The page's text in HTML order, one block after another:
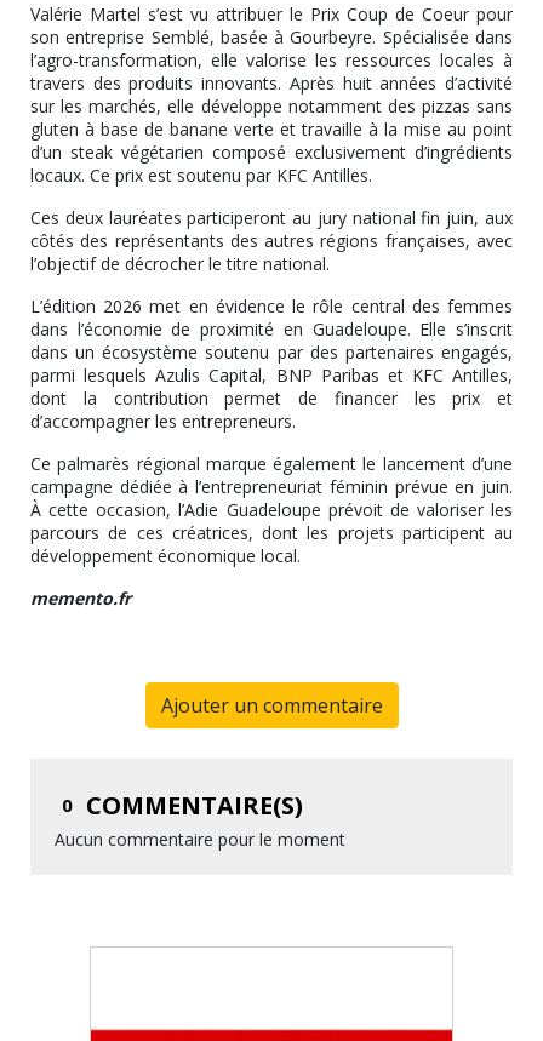
Valérie Martel s’est vu attribuer le Prix Coup de Coeur pour
son entreprise Semblé, basée à Gourbeyre. Spécialisée dans
l’agro-transformation, elle valorise les ressources locales à
travers des produits innovants. Après huit années d’activité
sur les marchés, elle développe notamment des pizzas sans
gluten à base de banane verte et travaille à la mise au point
d’un steak végétarien composé exclusivement d’ingrédients
locaux. Ce prix est soutenu par KFC Antilles.
Ces deux lauréates participeront au jury national fin juin, aux
côtés des représentants des autres régions françaises, avec
l’objectif de décrocher le titre national.
L’édition 2026 met en évidence le rôle central des femmes
dans l’économie de proximité en Guadeloupe. Elle s’inscrit
dans un écosystème soutenu par des partenaires engagés,
parmi lesquels Azulis Capital, BNP Paribas et KFC Antilles,
dont la contribution permet de financer les prix et
d’accompagner les entrepreneurs.
Ce palmarès régional marque également le lancement d’une
campagne dédiée à l’entrepreneuriat féminin prévue en juin.
À cette occasion, l’Adie Guadeloupe prévoit de valoriser les
parcours de ces créatrices, dont les projets participent au
développement économique local.
memento.fr
Ajouter un commentaire
0 COMMENTAIRE(S)
Aucun commentaire pour le moment